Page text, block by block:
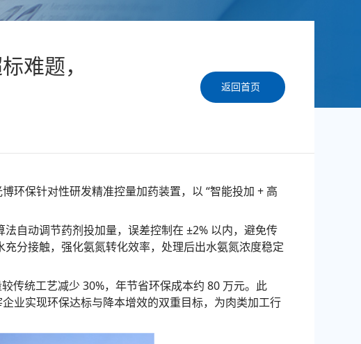
难题，
返回首页
环保针对性研发精准控量加药装置，以 “智能投加 + 高
自动调节药剂投加量，误差控制在 ±2% 以内，避免传
分接触，强化氨氮转化效率，处理后出水氨氮浓度稳定
传统工艺减少 30%，年节省环保成本约 80 万元。此
业实现环保达标与降本增效的双重目标，为肉类加工行